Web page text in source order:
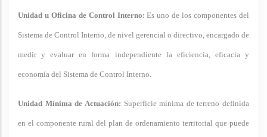
Unidad u Oficina de Control Interno: Es uno de los componentes del
Sistema de Control Interno, de nivel gerencial o directivo, encargado de
medir y evaluar en forma independiente la eficiencia, eficacia y
economía del Sistema de Control Interno.
Unidad Mínima de Actuación: Superficie mínima de terreno definida
en el componente rural del plan de ordenamiento territorial que puede